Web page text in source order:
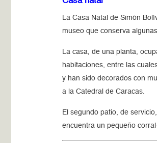
La Casa Natal de Simón
museo que conserva
La casa, de una planta,
habitaciones, entre las
y han sido decorados con
a la Catedral de Caracas.
El segundo patio, de
encuentra un pequeño